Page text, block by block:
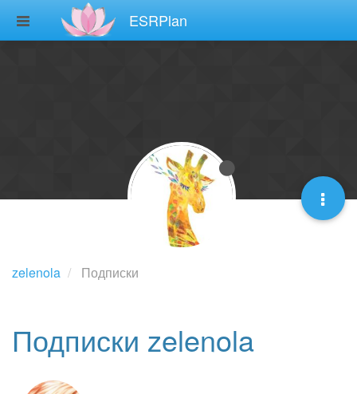
ESRPlan
zelenola Подписки
Подписки zelenola